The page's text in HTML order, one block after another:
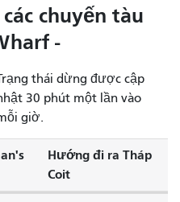
nào
chuyến tàu
-
thái dừng được cập
30 phút một lần vào
giờ.
Hướng đi ra Tháp
Coit